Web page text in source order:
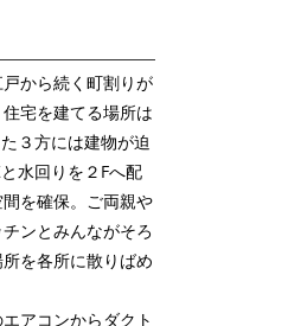
から続く町割りが
宅を建てる場所は
３方には建物が迫
水回りを２Fへ配
を確保。ご両親や
ンとみんながそろ
を各所に散りばめ
アコンからダクト